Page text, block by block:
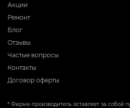
Акции
Ремонт
Блог
Отзывы
Частые вопросы
Контакты
Договор оферты
* Фирма-производитель оставляет за собой